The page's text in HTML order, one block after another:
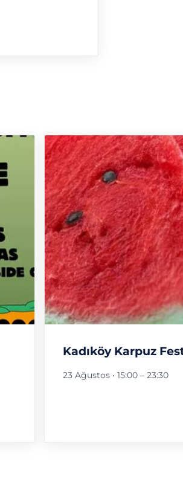
Kadıköy Karpuz
23 Ağustos • 15:00 – 23:30